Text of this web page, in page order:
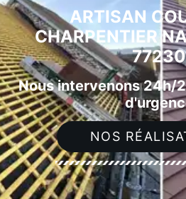
ARTISAN
CHARPENTIER
77230
Nous intervenons 24h/
NOS